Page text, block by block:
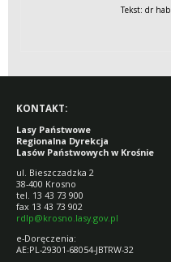
Tekst: dr
KONTAKT:
Lasy Państwowe
Regionalna Dyrekcja
Lasów Państwowych w Krośnie
ul. Bieszczadzka 2
38-400 Krosno
tel. 13 43 73 900
fax 13 43 73 902
rdlp@krosno.lasy.gov.pl
e-Doręczenia:
AE:PL-29301-68054-JBTRW-32